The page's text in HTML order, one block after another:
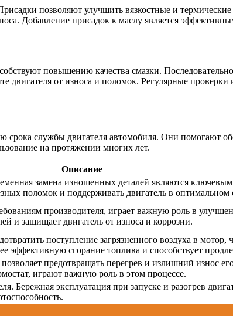
позволяют улучшить вязкостные и термические
Добавление присадок к маслу является
повышению качества смазки.
от износа и поломок. Регулярные
срока службы двигателя автомобиля. Они помогают
на протяжении многих лет.
Описание
замена изношенных деталей являются
поломок и поддерживать двигатель в оптимальном
производителя, играет важную роль в
и защищает двигатель от износа и коррозии.
поступление загрязненного воздуха в
эффективную сгорание топлива и способствует
предотвращать перегрев и излишний износ
играют важную роль в этом процессе.
Бережная эксплуатация при запуске и разогрев